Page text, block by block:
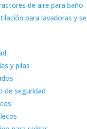
de aire para baño
para lavadoras y
y pilas
de seguridad